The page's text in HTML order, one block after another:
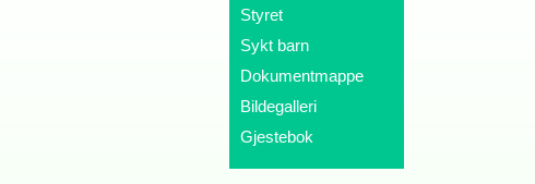
Styret
Sykt barn
Dokumentmappe
Bildegalleri
Gjestebok